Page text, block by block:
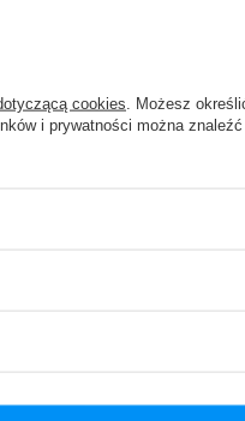
Xiaomi Redmi K20
cookies . Możesz
i prywatności można